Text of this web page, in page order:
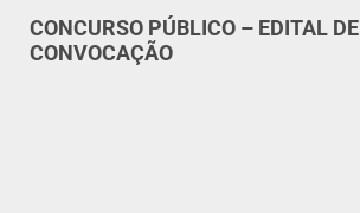
CONCURSO PÚBLICO – EDITAL DE
CONVOCAÇÃO